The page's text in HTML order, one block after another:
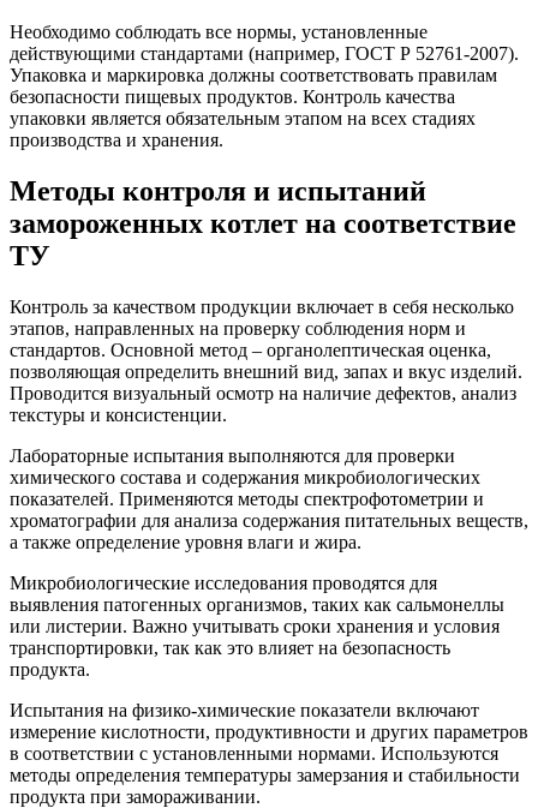
Необходимо соблюдать все нормы, установленные
действующими стандартами (например, ГОСТ Р 52761-2007).
Упаковка и маркировка должны соответствовать правилам
безопасности пищевых продуктов. Контроль качества
упаковки является обязательным этапом на всех стадиях
производства и хранения.
Методы контроля и испытаний
замороженных котлет на соответствие
ТУ
Контроль за качеством продукции включает в себя несколько
этапов, направленных на проверку соблюдения норм и
стандартов. Основной метод – органолептическая оценка,
позволяющая определить внешний вид, запах и вкус изделий.
Проводится визуальный осмотр на наличие дефектов, анализ
текстуры и консистенции.
Лабораторные испытания выполняются для проверки
химического состава и содержания микробиологических
показателей. Применяются методы спектрофотометрии и
хроматографии для анализа содержания питательных веществ,
а также определение уровня влаги и жира.
Микробиологические исследования проводятся для
выявления патогенных организмов, таких как сальмонеллы
или листерии. Важно учитывать сроки хранения и условия
транспортировки, так как это влияет на безопасность
продукта.
Испытания на физико-химические показатели включают
измерение кислотности, продуктивности и других параметров
в соответствии с установленными нормами. Используются
методы определения температуры замерзания и стабильности
продукта при замораживании.